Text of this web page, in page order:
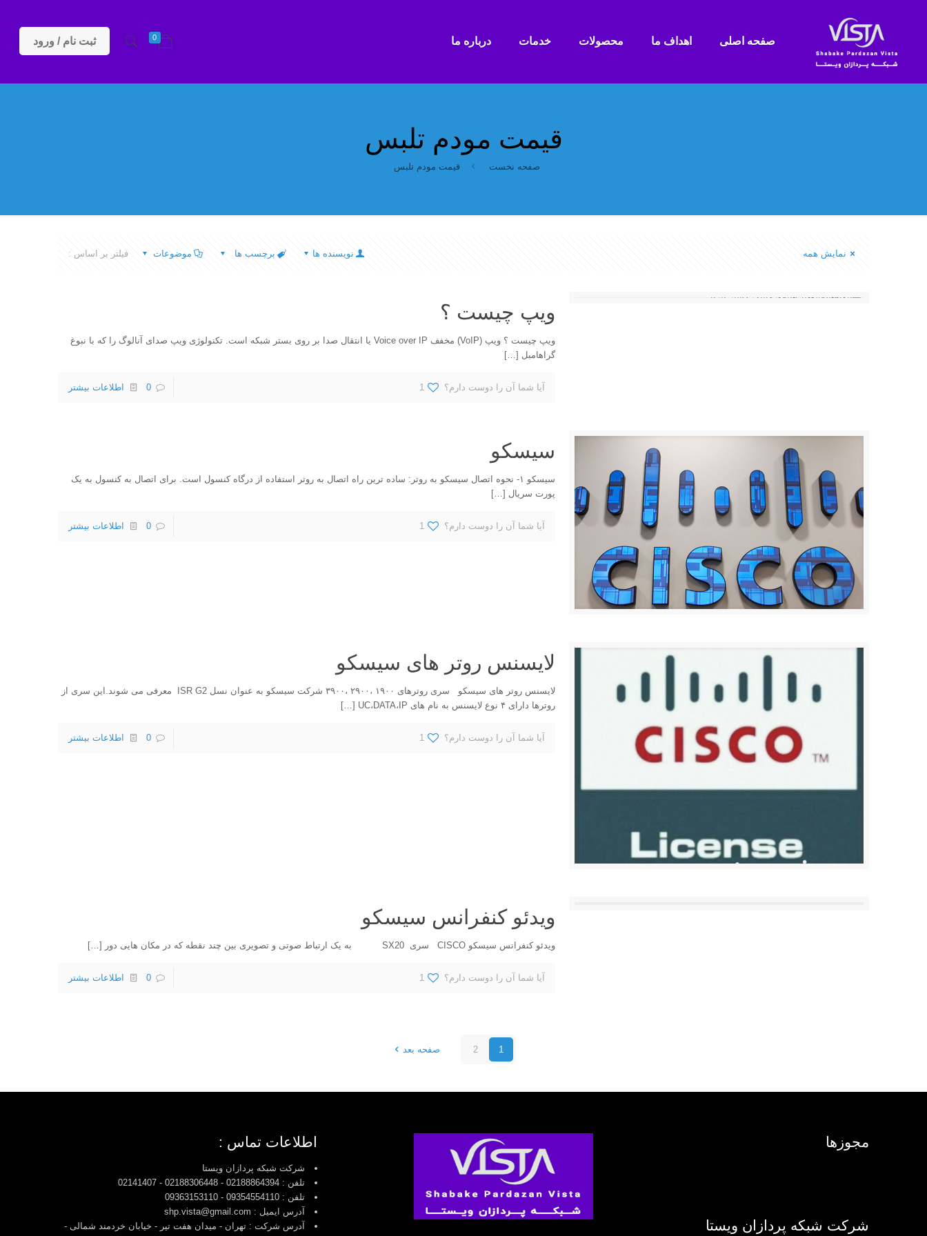
صفحه اصلی اهداف ما محصولات خدمات درباره ما 0 ثبت نام / ورود
قیمت مودم تلبس
صفحه نخست قیمت مودم تلبس
فیلتر بر اساس : موضوعات برچسب ها نویسنده ها نمایش همه
ویپ چیست ؟
ویپ چیست ؟ ویپ (VoIP) مخفف Voice over IP یا انتقال صدا بر روی بستر شبکه است. تکنولوژی ویپ صدای آنالوگ را که با نبوغ
گراهامبل […]
آیا شما آن را دوست دارم؟ 1
0 اطلاعات بیشتر
سیسکو
سیسکو ۱- نحوه اتصال سیسکو به روتر: ساده ترین راه اتصال به روتر استفاده از درگاه کنسول است. برای اتصال به کنسول به یک
پورت سریال […]
آیا شما آن را دوست دارم؟ 1
0 اطلاعات بیشتر
لایسنس روتر های سیسکو
لایسنس روتر های سیسکو سری روترهای ۱۹۰۰ ،۲۹۰۰ ،۳۹۰۰ شرکت سیسکو به عنوان نسل ISR G2 معرفی می شوند.این سری از
روترها دارای ۴ نوع لایسنس به نام های UC،DATA،IP
[…]
آیا شما آن را دوست دارم؟ 1
0 اطلاعات بیشتر
ویدئو کنفرانس سیسکو
ویدئو کنفرانس سیسکو CISCO سری SX20 به یک ارتباط صوتی و تصویری بین چند نقطه که در مکان هایی دور […]
آیا شما آن را دوست دارم؟ 1
0 اطلاعات بیشتر
1
2 صفحه بعد
مجوزها
شرکت شبکه پردازان ویستا
اطلاعات تماس :
شرکت شبکه پردازان ویستا
تلفن : 02188864394 - 02188306448 - 02141407
تلفن : 09354554110 - 09363153110
آدرس ایمیل : shp.vista@gmail.com
آدرس شرکت : تهران - میدان هفت تیر - خیابان خردمند شمالی -